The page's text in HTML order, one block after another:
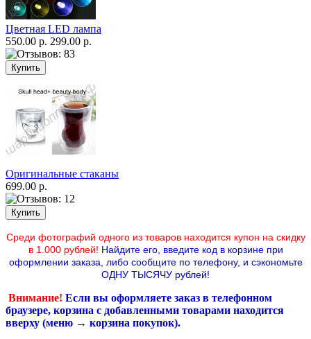
Цветная LED лампа
550.00 р. 299.00 р.
Оригинальные стаканы
699.00 р.
Среди фотографий одного из товаров находится купон на скидку
в 1.000 рублей! Найдите его, введите код в корзине при
оформлении заказа, либо сообщите по телефону, и сэкономьте
ОДНУ ТЫСЯЧУ рублей!
Внимание! Если вы оформляете заказ в телефонном
браузере, корзина с добавленными товарами находится
вверху (меню → корзина покупок).